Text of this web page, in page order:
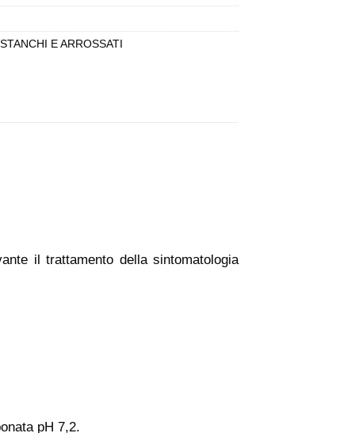
E ARROSSATI
il trattamento della sintomatologia
pH 7,2.